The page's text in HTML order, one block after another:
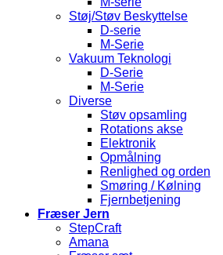
Støj/Støv Beskyttelse
D-serie
M-Serie
Vakuum Teknologi
D-Serie
M-Serie
Diverse
Støv opsamling
Rotations akse
Elektronik
Opmålning
Renlighed og orden
Smøring / Kølning
Fjernbetjening
Fræser Jern
StepCraft
Amana